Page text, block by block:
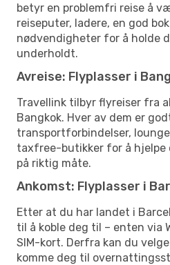
betyr en problemfri reise å
reiseputer, ladere, en god
nødvendigheter for å holde
underholdt.
Avreise: Flyplasser i
Travellink tilbyr flyreiser fra
Bangkok. Hver av dem er
transportforbindelser,
taxfree-butikker for å hjelpe
på riktig måte.
Ankomst: Flyplasser i
Etter at du har landet i
til å koble deg til – enten via
SIM-kort. Derfra kan du
komme deg til